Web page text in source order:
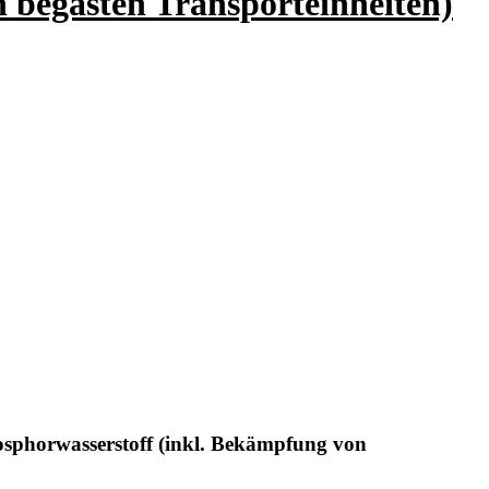
(inkl. Bekämpfung von